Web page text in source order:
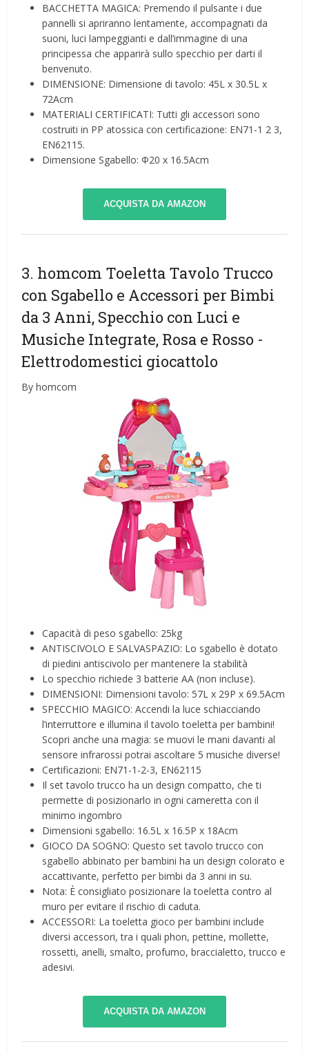
BACCHETTA MAGICA: Premendo il pulsante i due
pannelli si apriranno lentamente, accompagnati da
suoni, luci lampeggianti e dall’immagine di una
principessa che apparirà sullo specchio per darti il
benvenuto.
DIMENSIONE: Dimensione di tavolo: 45L x 30.5L x
72Acm
MATERIALI CERTIFICATI: Tutti gli accessori sono
costruiti in PP atossica con certificazione: EN71-1 2 3,
EN62115.
Dimensione Sgabello: Φ20 x 16.5Acm
ACQUISTA DA AMAZON
3. homcom Toeletta Tavolo Trucco
con Sgabello e Accessori per Bimbi
da 3 Anni, Specchio con Luci e
Musiche Integrate, Rosa e Rosso -
Elettrodomestici giocattolo
By homcom
Capacità di peso sgabello: 25kg
ANTISCIVOLO E SALVASPAZIO: Lo sgabello è dotato
di piedini antiscivolo per mantenere la stabilità
Lo specchio richiede 3 batterie AA (non incluse).
DIMENSIONI: Dimensioni tavolo: 57L x 29P x 69.5Acm
SPECCHIO MAGICO: Accendi la luce schiacciando
l’interruttore e illumina il tavolo toeletta per bambini!
Scopri anche una magia: se muovi le mani davanti al
sensore infrarossi potrai ascoltare 5 musiche diverse!
Certificazioni: EN71-1-2-3, EN62115
Il set tavolo trucco ha un design compatto, che ti
permette di posizionarlo in ogni cameretta con il
minimo ingombro
Dimensioni sgabello: 16.5L x 16.5P x 18Acm
GIOCO DA SOGNO: Questo set tavolo trucco con
sgabello abbinato per bambini ha un design colorato e
accattivante, perfetto per bimbi da 3 anni in su.
Nota: È consigliato posizionare la toeletta contro al
muro per evitare il rischio di caduta.
ACCESSORI: La toeletta gioco per bambini include
diversi accessori, tra i quali phon, pettine, mollette,
rossetti, anelli, smalto, profumo, braccialetto, trucco e
adesivi.
ACQUISTA DA AMAZON